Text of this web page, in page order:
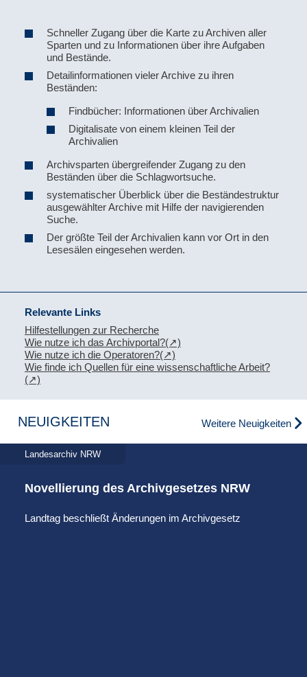
Schneller Zugang über die Karte zu Archiven aller
Sparten und zu Informationen über ihre Aufgaben
und Bestände.
Detailinformationen vieler Archive zu ihren
Beständen:
Findbücher: Informationen über Archivalien
Digitalisate von einem kleinen Teil der
Archivalien
Archivsparten übergreifender Zugang zu den
Beständen über die Schlagwortsuche.
systematischer Überblick über die Beständestruktur
ausgewählter Archive mit Hilfe der navigierenden
Suche.
Der größte Teil der Archivalien kann vor Ort in den
Lesesälen eingesehen werden.
Relevante Links
Hilfestellungen zur Recherche
Wie nutze ich das Archivportal?
Wie nutze ich die Operatoren?
Wie finde ich Quellen für eine wissenschaftliche Arbeit?
NEUIGKEITEN Weitere Neuigkeiten
Landesarchiv NRW
Novellierung des Archivgesetzes NRW
Landtag beschließt Änderungen im Archivgesetz